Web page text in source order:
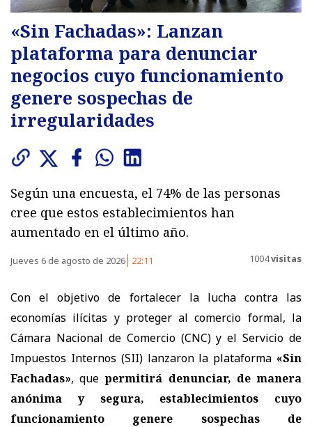
«Sin Fachadas»: Lanzan
plataforma para denunciar
negocios cuyo funcionamiento
genere sospechas de
irregularidades
Según una encuesta, el 74% de las personas
cree que estos establecimientos han
aumentado en el último año.
Jueves 6 de agosto de 2026 22:11 1004visitas
Con el objetivo de fortalecer la lucha contra las
economías ilícitas y proteger al comercio formal, la
Cámara Nacional de Comercio (CNC) y el Servicio de
Impuestos Internos (SII) lanzaron la plataforma «Sin
Fachadas», quepermitirá denunciar, de manera
anónima y segura, establecimientos cuyo
funcionamiento genere sospechas de